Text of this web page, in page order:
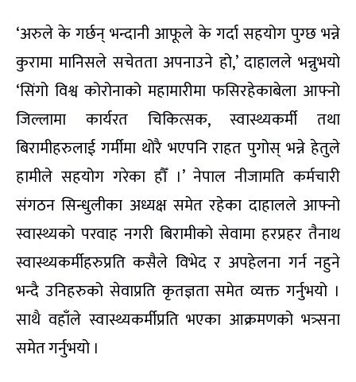
‘अरुले के गर्छन् भन्दानी आफूले के गर्दा सहयोग पुग्छ भन्ने
कुरामा मानिसले सचेतता अपनाउने हो,’ दाहालले भन्नुभयो
‘सिंगो विश्व कोरोनाको महामारीमा फसिरहेकाबेला आफ्नो
जिल्लामा कार्यरत चिकित्सक, स्वास्थ्यकर्मी तथा
बिरामीहरुलाई गर्मीमा थोरै भएपनि राहत पुगोस् भन्ने हेतुले
हामीले सहयोग गरेका हौँ ।’ नेपाल नीजामति कर्मचारी
संगठन सिन्धुलीका अध्यक्ष समेत रहेका दाहालले आफ्नो
स्वास्थ्यको परवाह नगरी बिरामीको सेवामा हरप्रहर तैनाथ
स्वास्थ्यकर्मीहरुप्रति कसैले विभेद र अपहेलना गर्न नहुने
भन्दै उनिहरुको सेवाप्रति कृतज्ञता समेत व्यक्त गर्नुभयो ।
साथै वहाँले स्वास्थ्यकर्मीप्रति भएका आक्रमणको भत्र्सना
समेत गर्नुभयो ।